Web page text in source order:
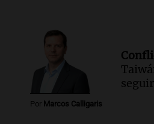
Audio.
en la autopista
cerca del puente
Panorama Federal
Episodios
Audio. Detienen a
Por Marcos Calligaris